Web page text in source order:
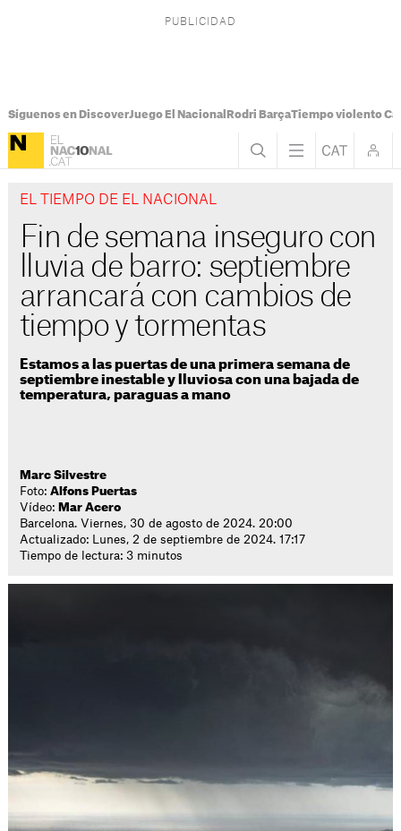
Síguenos en DiscoverJuego El Nacional Rodri BarçaTiempo violento
EL TIEMPO DE EL NACIONAL
Fin de semana inseguro con
lluvia de barro: septiembre
arrancará con cambios de
tiempo y tormentas
Estamos a las puertas de una primera semana de
septiembre inestable y lluviosa con una bajada de
temperatura, paraguas a mano
Marc Silvestre
Foto:Alfons Puertas
Vídeo: Mar Acero
Barcelona. Viernes, 30 de agosto de 2024. 20:00
Actualizado: Lunes, 2 de septiembre de 2024. 17:17
Tiempo de lectura: 3 minutos